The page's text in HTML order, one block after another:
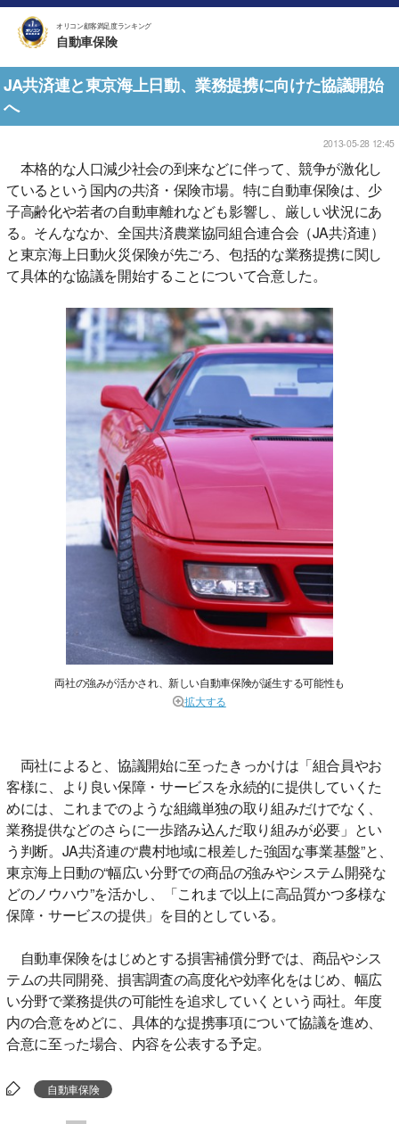
オリコン顧客満足度ランキング
自動車保険
JA共済連と東京海上日動、業務提携に向けた協議開始
へ
2013-05-28 12:45
本格的な人口減少社会の到来などに伴って、競争が激化し
ているという国内の共済・保険市場。特に自動車保険は、少
子高齢化や若者の自動車離れなども影響し、厳しい状況にあ
る。そんななか、全国共済農業協同組合連合会（JA共済連）
と東京海上日動火災保険が先ごろ、包括的な業務提携に関し
て具体的な協議を開始することについて合意した。
両社の強みが活かされ、新しい自動車保険が誕生する可能性も
拡大する
両社によると、協議開始に至ったきっかけは「組合員やお
客様に、より良い保障・サービスを永続的に提供していくた
めには、これまでのような組織単独の取り組みだけでなく、
業務提供などのさらに一歩踏み込んだ取り組みが必要」とい
う判断。JA共済連の“農村地域に根差した強固な事業基盤”と、
東京海上日動の“幅広い分野での商品の強みやシステム開発な
どのノウハウ”を活かし、「これまで以上に高品質かつ多様な
保障・サービスの提供」を目的としている。
自動車保険をはじめとする損害補償分野では、商品やシス
テムの共同開発、損害調査の高度化や効率化をはじめ、幅広
い分野で業務提供の可能性を追求していくという両社。年度
内の合意をめどに、具体的な提携事項について協議を進め、
合意に至った場合、内容を公表する予定。
自動車保険